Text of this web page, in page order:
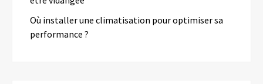
Où installer une climatisation pour optimiser sa
performance ?